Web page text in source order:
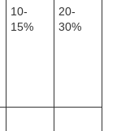
10-
15%
20-
30%